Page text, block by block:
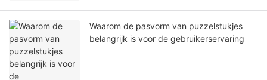
Waarom de pasvorm van puzzelstukjes
belangrijk is voor de gebruikerservaring